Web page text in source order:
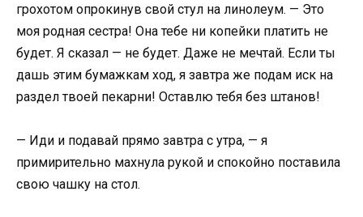
грохотом опрокинув свой стул на линолеум. — Это
моя родная сестра! Она тебе ни копейки платить не
будет. Я сказал — не будет. Даже не мечтай. Если ты
дашь этим бумажкам ход, я завтра же подам иск на
раздел твоей пекарни! Оставлю тебя без штанов!
— Иди и подавай прямо завтра с утра, — я
примирительно махнула рукой и спокойно поставила
свою чашку на стол.